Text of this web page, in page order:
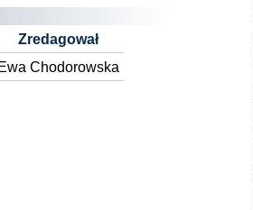
Zredagował
Ewa Chodorowska